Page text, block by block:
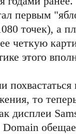
первым
точек), а
четкую
этого
то
дисплеи
Domain